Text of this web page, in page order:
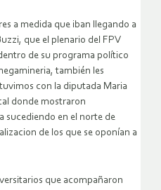
a medida que iban llegando a
que el plenario del FPV
de su programa político
también les
con la diputada Maria
donde mostraron
sucediendo en el norte de
de los que se oponían a
que acompañaron